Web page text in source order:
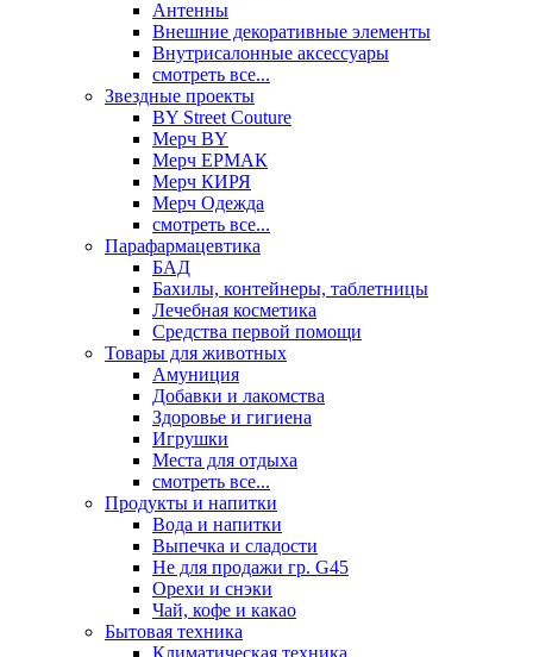
Антенны
Внешние декоративные элементы
Внутрисалонные аксессуары
смотреть все...
Звездные проекты
BY Street Couture
Мерч BY
Мерч ЕРМАК
Мерч КИРЯ
Мерч Одежда
смотреть все...
Парафармацевтика
БАД
Бахилы, контейнеры, таблетницы
Лечебная косметика
Средства первой помощи
Товары для животных
Амуниция
Добавки и лакомства
Здоровье и гигиена
Игрушки
Места для отдыха
смотреть все...
Продукты и напитки
Вода и напитки
Выпечка и сладости
Не для продажи гр. G45
Орехи и снэки
Чай, кофе и какао
Бытовая техника
Климатическая техника